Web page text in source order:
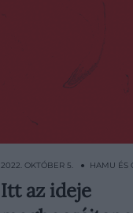
Manapság minden
2022. OKTÓBER 5. ● HAMU ÉS
Itt az ideje